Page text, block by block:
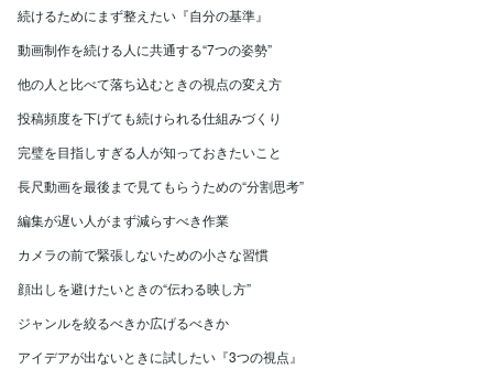
続けるためにまず整えたい『自分の基準』
動画制作を続ける人に共通する“7つの姿勢”
他の人と比べて落ち込むときの視点の変え方
投稿頻度を下げても続けられる仕組みづくり
完璧を目指しすぎる人が知っておきたいこと
長尺動画を最後まで見てもらうための“分割思考”
編集が遅い人がまず減らすべき作業
カメラの前で緊張しないための小さな習慣
顔出しを避けたいときの“伝わる映し方”
ジャンルを絞るべきか広げるべきか
アイデアが出ないときに試したい『3つの視点』